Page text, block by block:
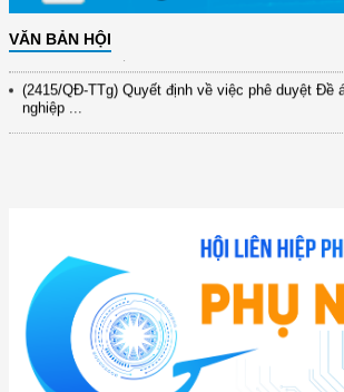
VĂN BẢN HỘI
(891/KH-ĐCT) Kế hoạch thực hiện Nghị quyết số
9/9/2025 của Bộ ...
(2415/QĐ-TTg) Quyết định về việc phê duyệt Đề
nghiệp ...